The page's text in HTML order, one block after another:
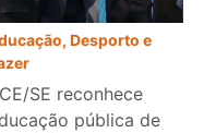
Desporto e
SE reconhece
pública de